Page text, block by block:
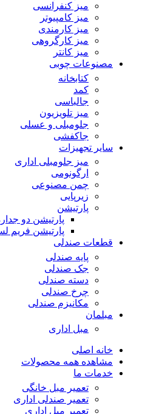
میز کنفرانسی
میز کامپیوتر
میز کارمندی
میز کارگروهی
میز کانتر
مصنوعات چوبی
کتابخانه
کمد
جالباسی
میز تلویزیون
جلومبلی و عسلی
جاکفشی
سایر تجهیزات
میز جلومبلی اداری
ارگونومی
چمن مصنوعی
زیرپایی
پارتیشن
پارتیشن دو
پارتیشن فریم
قطعات صندلی
پایه صندلی
جک صندلی
دسته صندلی
چرخ صندلی
مکانیزم صندلی
مبلمان
مبل اداری
خانه اصلی
مشاهده همه محصولات
خدمات ما
تعمیر مبل خانگی
تعمیر صندلی اداری
تعمیر مبل اداری